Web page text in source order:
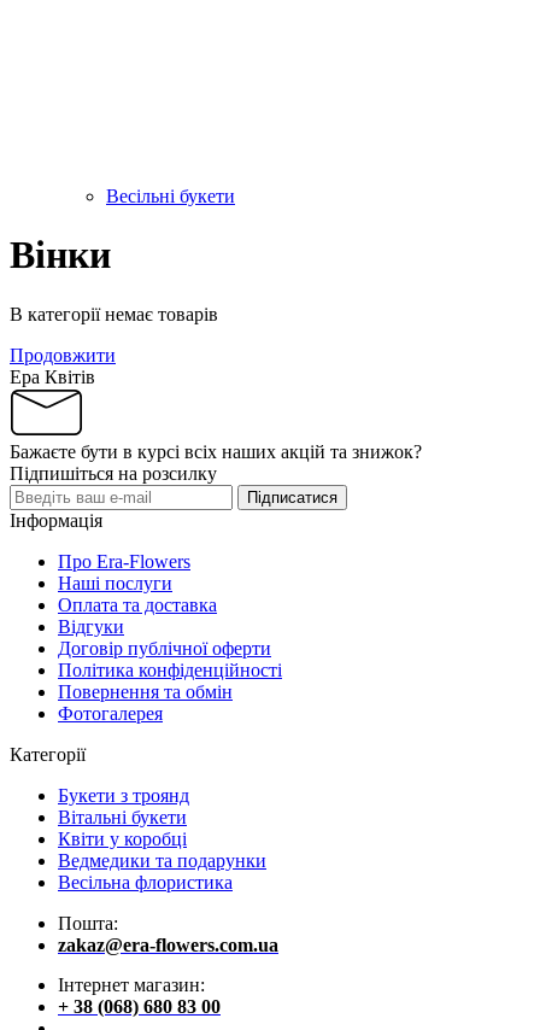
Весільні букети
Вінки
В категорії немає товарів
Продовжити
Ера Квітів
Бажаєте бути в курсі всіх наших акцій та знижок?
Підпишіться на розсилку
Підписатися
Інформація
Про Era-Flowers
Наші послуги
Оплата та доставка
Відгуки
Договір публічної оферти
Політика конфіденційності
Повернення та обмін
Фотогалерея
Категорії
Букети з троянд
Вітальні букети
Квіти у коробці
Ведмедики та подарунки
Весільна флористика
Пошта:
zakaz@era-flowers.com.ua
Інтернет магазин:
+ 38 (068) 680 83 00